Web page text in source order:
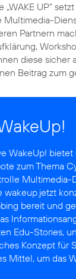
UP“
Partnern
diese sicher
Beitrag zum
WakeUp! bietet
zum Thema
Multimedia-
wakeup.jetzt
bereit und
Edu-Stories,
Konzept für
Mittel, um das